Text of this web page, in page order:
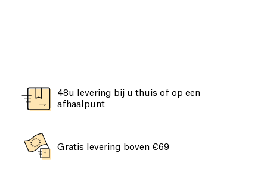
48u levering bij u thuis of op een
afhaalpunt
Gratis levering boven €69